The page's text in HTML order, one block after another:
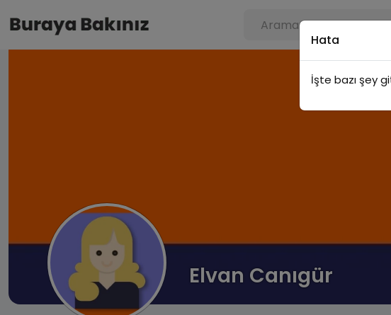
Elvan Canıgür
Hata
İşte bazı şey